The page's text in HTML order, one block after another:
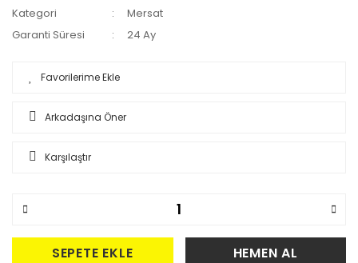
Kategori
Mersat
Garanti Süresi
24 Ay
Arkadaşına Öner
Karşılaştır
SEPETE EKLE HEMEN AL